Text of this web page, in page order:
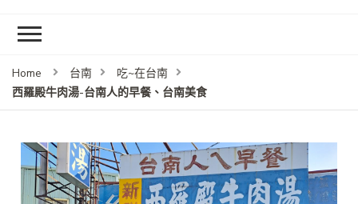
Home 台南
吃~在台南
西羅殿牛肉湯-台南人的早餐、台南美食